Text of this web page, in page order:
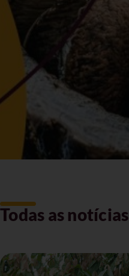
Todas as notícias